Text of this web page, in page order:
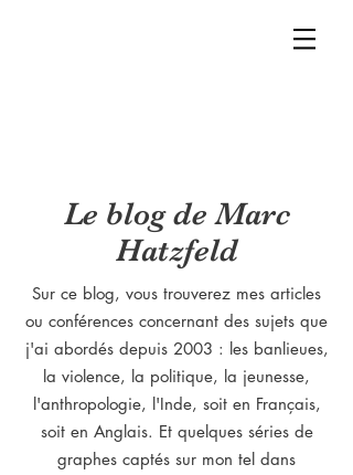
Le blog de Marc
Hatzfeld
Sur ce blog, vous trouverez mes articles
ou conférences concernant des sujets que
j'ai abordés depuis 2003 : les banlieues,
la violence, la politique, la jeunesse,
l'anthropologie, l'Inde, soit en Français,
soit en Anglais. Et quelques séries de
graphes captés sur mon tel dans